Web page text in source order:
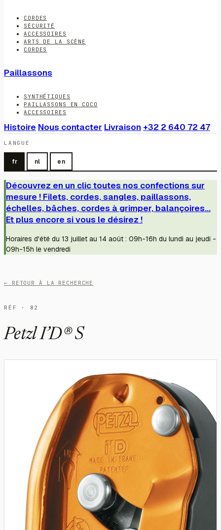
CORDES
SÉCURITÉ
ACCESSOIRES
ARTS DE LA SCÈNE
CORDES
Paillassons
SYNTHÉTIQUES
PAILLASSONS EN COCO
ACCESSOIRES
Histoire Nous contacter Livraison +32 2 640 72 47
LANGUE
fr nl en
Découvrez en un clic toutes nos confections sur
mesure ! Filets, cordes, sangles, paillassons,
échelles, bâches, cordes à grimper, balançoires...
Et plus encore si vous le désirez !
Horaires d'été du 13 juillet au 14 août : 09h-16h du lundi au jeudi -
09h-15h le vendredi
← RETOUR À LA RECHERCHE
RÉF · 82
Petzl I’D® S